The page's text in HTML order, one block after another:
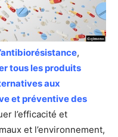
,
tous les produits
aux
et préventive des
l’efficacité et
et l’environnement,